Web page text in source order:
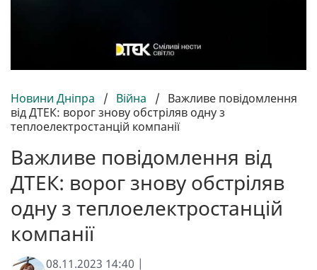
Новини Дніпра / Війна / Важливе повідомлення
від ДТЕК: ворог знову обстріляв одну з
теплоелектростанцій компанії
Важливе повідомлення від
ДТЕК: ворог знову обстріляв
одну з теплоелектростанцій
компанії
08.11.2023 14:40 |